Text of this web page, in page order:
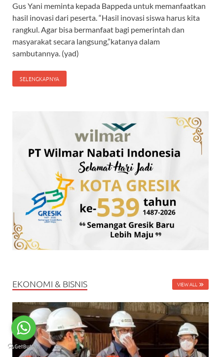
Gus Yani meminta kepada Bappeda untuk memanfaatkan
hasil inovasi dari peserta. “Hasil inovasi siswa harus kita
rangkul. Agar bisa bermanfaat bagi pemerintah dan
masyarakat secara langsung,”katanya dalam
sambutannya. (yad)
SELENGKAPNYA
EKONOMI & BISNIS VIEW ALL